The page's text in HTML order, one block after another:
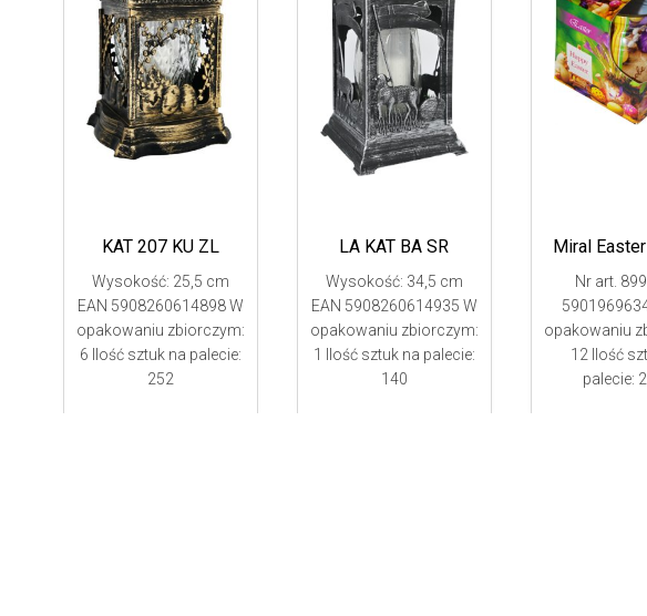
KAT 207 KU ZL
Wysokość: 25,5 cm
EAN 5908260614898 W
opakowaniu zbiorczym:
6 Ilość sztuk na palecie:
252
LA KAT BA SR
Wysokość: 34,5 cm
EAN 5908260614935 W
opakowaniu zbiorczym:
1 Ilość sztuk na palecie:
140
Miral
Nr art.
opakowaniu
12 Ilość
palecie: